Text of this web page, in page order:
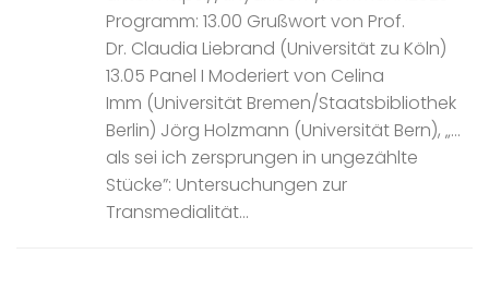
Programm: 13.00 Grußwort von Prof.
Dr. Claudia Liebrand (Universität zu Köln)
13.05 Panel I Moderiert von Celina
Imm (Universität Bremen/Staatsbibliothek
Berlin) Jörg Holzmann (Universität Bern), „…
als sei ich zersprungen in ungezählte
Stücke”: Untersuchungen zur
Transmedialität...